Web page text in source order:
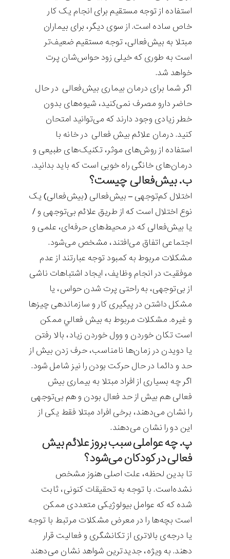
استفاده از توجه مستقیم برای انجام یک کار
خاص ساده است. از سوی دیگر، برای بیماران
مبتلا به بیش‌فعالی، توجه مستقیم ضعیف‌تر
است به طوری که خیلی زود حواس‌شان پرت
خواهد شد.
اگر شما برای درمان بیماری بیش‌فعالی در حال
حاضر دارو مصرف نمی‌کنید، شیوه‌های بدون
خطر زیادی وجود دارند که می‌توانید امتحان
کنید. درمان علائم بیش فعالی در خانه با
استفاده از روش‌های موثر، تکنیک‌های طبیعی و
درمان‌های خانگی راه خوبی است که باید بدانید.
ب. بیش‌فعالی چیست؟
اختلال کم‌توجهی – بیش‌فعالی (بیش‌فعالی) یک
نوع اختلال است که از طریق علائم بی‌توجهی و /
یا بیش‌فعالی که در محیط‌های حرفه‌ای، علمی و
اجتماعی اتفاق می‌افتند، مشخص می‌شود.
مشكلات مربوط به کمبود توجه عبارتند از عدم
موفقيت در انجام وظايف، ايجاد اشتباهات ناشی
از بی‌توجهی، به راحتی پرت شدن حواس، يا
مشکل داشتن در پیگیری کار و سازماندهی چيزها
و غيره. مشكلات مربوط به بيش فعالي ممكن
است تکان خوردن و وول خوردن زياد، بالا رفتن
یا دویدن در زمان‌ها نامناسب، حرف زدن بیش از
حد و دائما در حال حرکت بودن را نیز شامل شود.
اگر چه بسیاری از افراد مبتلا به بیماری بیش
فعالی هم بیش از حد فعال بودن و هم بی‌توجهی
را نشان می‌دهند، برخی افراد مبتلا فقط یکی از
این دو را نشان می‌دهند.
پ. چه عواملی سبب بروز علائم بیش
فعالی در کودکان می‌شود؟
تا بدین لحظه، علت اصلی هنوز مشخص
نشده‌است. با توجه به تحقیقات کنونی، ثابت
شده که که عوامل بیولوژیکی متعددی ممکن
است بچه‌ها را در معرض مشکلات مرتبط با توجه
یا درجه‌ی بالاتری از تکانشگری و فعالیت قرار
دهند. به ویژه، جدیدترین شواهد نشان می‌دهند